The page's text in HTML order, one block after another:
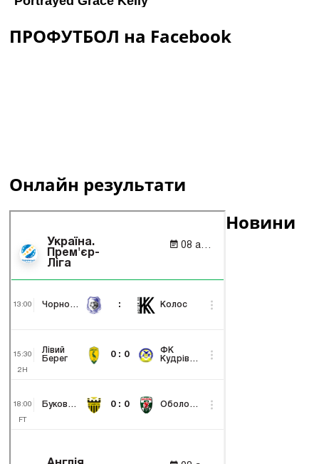
ПРОФУТБОЛ на Facebook
Онлайн результати
Новини